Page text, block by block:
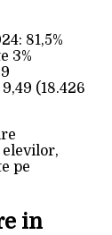
81,5%
3%
(18.426
pe
in